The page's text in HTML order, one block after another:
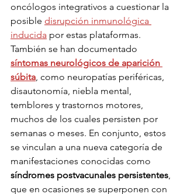
oncólogos integrativos a cuestionar la
posible disrupción inmunológica
inducida por estas plataformas.
También se han documentado
síntomas neurológicos de aparición
súbita , como neuropatías periféricas,
disautonomía, niebla mental,
temblores y trastornos motores,
muchos de los cuales persisten por
semanas o meses. En conjunto, estos
se vinculan a una nueva categoría de
manifestaciones conocidas como
síndromes postvacunales persistentes
que en ocasiones se superponen con